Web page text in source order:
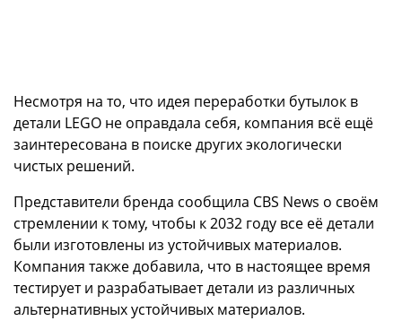
Несмотря на то, что идея переработки бутылок в
детали LEGO не оправдала себя, компания всё ещё
заинтересована в поиске других экологически
чистых решений.
Представители бренда сообщила CBS News о своём
стремлении к тому, чтобы к 2032 году все её детали
были изготовлены из устойчивых материалов.
Компания также добавила, что в настоящее время
тестирует и разрабатывает детали из различных
альтернативных устойчивых материалов.